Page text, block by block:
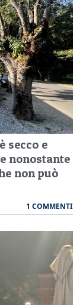
secco e
nonostante
non può
1 COMMENTI